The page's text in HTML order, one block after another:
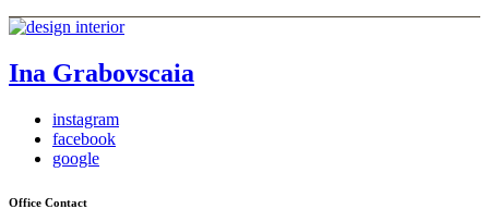
Ina Grabovscaia
instagram
facebook
google
Office Contact